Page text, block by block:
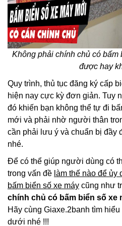
Không phải chính chủ có bấm
được hay
Quy trình, thủ tục đăng ký cấp
hiện nay cực kỳ đơn giản. Tuy
đó khiến bạn không thể tự đi
mới và phải nhờ người thân
cần phải lưu ý và chuẩn bị đầy
nhé.
Để có thể giúp người dùng có
trong vấn đề làm thế nào để
bấm biển số xe máy cũng như
chính chủ có bấm biển số xe
Hãy cùng Giaxe.2banh tìm
dưới nhé !!!